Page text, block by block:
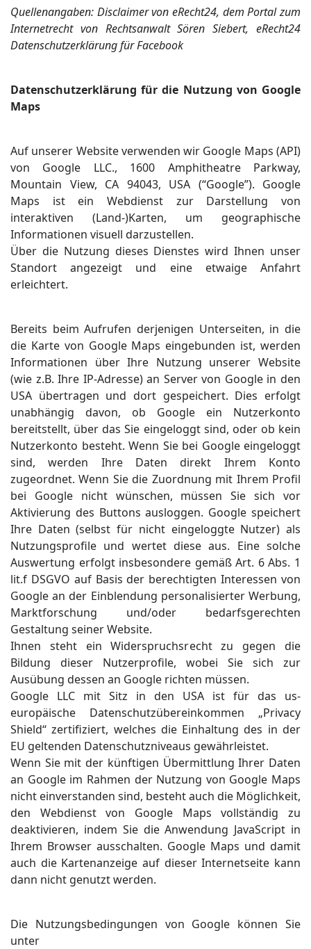
Quellenangaben: Disclaimer von eRecht24, dem Portal zum
Internetrecht von Rechtsanwalt Sören Siebert, eRecht24
Datenschutzerklärung für Facebook
Datenschutzerklärung für die Nutzung von Google
Maps
Auf unserer Website verwenden wir Google Maps (API)
von Google LLC., 1600 Amphitheatre Parkway,
Mountain View, CA 94043, USA (“Google”). Google
Maps ist ein Webdienst zur Darstellung von
interaktiven (Land-)Karten, um geographische
Informationen visuell darzustellen.
Über die Nutzung dieses Dienstes wird Ihnen unser
Standort angezeigt und eine etwaige Anfahrt
erleichtert.
Bereits beim Aufrufen derjenigen Unterseiten, in die
die Karte von Google Maps eingebunden ist, werden
Informationen über Ihre Nutzung unserer Website
(wie z.B. Ihre IP-Adresse) an Server von Google in den
USA übertragen und dort gespeichert. Dies erfolgt
unabhängig davon, ob Google ein Nutzerkonto
bereitstellt, über das Sie eingeloggt sind, oder ob kein
Nutzerkonto besteht. Wenn Sie bei Google eingeloggt
sind, werden Ihre Daten direkt Ihrem Konto
zugeordnet. Wenn Sie die Zuordnung mit Ihrem Profil
bei Google nicht wünschen, müssen Sie sich vor
Aktivierung des Buttons ausloggen. Google speichert
Ihre Daten (selbst für nicht eingeloggte Nutzer) als
Nutzungsprofile und wertet diese aus. Eine solche
Auswertung erfolgt insbesondere gemäß Art. 6 Abs. 1
lit.f DSGVO auf Basis der berechtigten Interessen von
Google an der Einblendung personalisierter Werbung,
Marktforschung und/oder bedarfsgerechten
Gestaltung seiner Website.
Ihnen steht ein Widerspruchsrecht zu gegen die
Bildung dieser Nutzerprofile, wobei Sie sich zur
Ausübung dessen an Google richten müssen.
Google LLC mit Sitz in den USA ist für das us-
europäische Datenschutzübereinkommen „Privacy
Shield“ zertifiziert, welches die Einhaltung des in der
EU geltenden Datenschutzniveaus gewährleistet.
Wenn Sie mit der künftigen Übermittlung Ihrer Daten
an Google im Rahmen der Nutzung von Google Maps
nicht einverstanden sind, besteht auch die Möglichkeit,
den Webdienst von Google Maps vollständig zu
deaktivieren, indem Sie die Anwendung JavaScript in
Ihrem Browser ausschalten. Google Maps und damit
auch die Kartenanzeige auf dieser Internetseite kann
dann nicht genutzt werden.
Die Nutzungsbedingungen von Google können Sie
unter